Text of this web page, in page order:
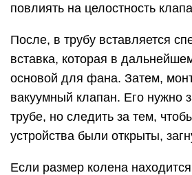
повлиять на целостность
После, в трубу вставляется
вставка, которая в
основой для фана. Затем,
вакуумный клапан. Его нужно
трубе, но следить за тем,
устройства были открыты,
Если размер колена